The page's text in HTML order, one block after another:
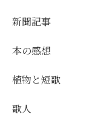
新聞記事
本の感想
植物と短歌
歌人